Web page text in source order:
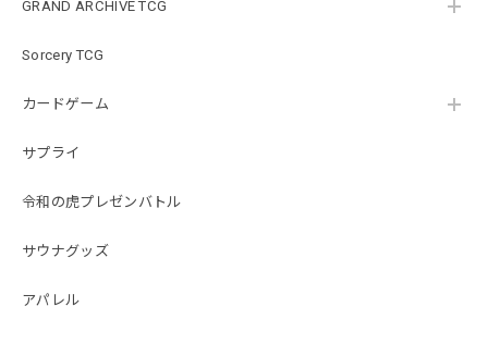
GRAND ARCHIVE TCG
Sorcery TCG
カードゲーム
サプライ
令和の虎プレゼンバトル
サウナグッズ
アパレル